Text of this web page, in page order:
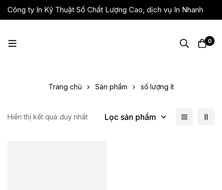
Công ty In Kỹ Thuật Số Chất Lượng Cao, dịch vụ In Nhanh
Giá Rẻ, Lấy Liền
0
Trang chủ Sản phẩm số lượng ít
Hiển thị kết quả duy nhất Lọc sản phẩm